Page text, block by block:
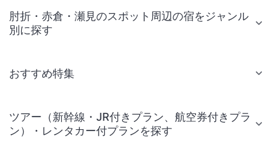
肘折・赤倉・瀬見のスポット周辺の宿をジャンル
別に探す
おすすめ特集
ツアー（新幹線・JR付きプラン、航空券付きプラ
ン）・レンタカー付プランを探す